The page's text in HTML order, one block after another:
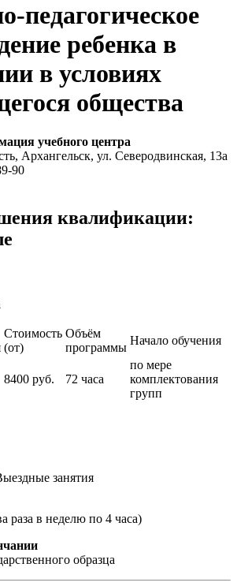
педагогическое
ребенка в
в условиях
общества
учебного центра
Архангельск, ул. Северодвинская, 13а
90
квалификации:
Стоимость
(от)
Объём
программы
Начало обучения
8400 руб. 72 часа
по мере
комплектования
групп
занятия
раза в неделю по 4 часа)
образца